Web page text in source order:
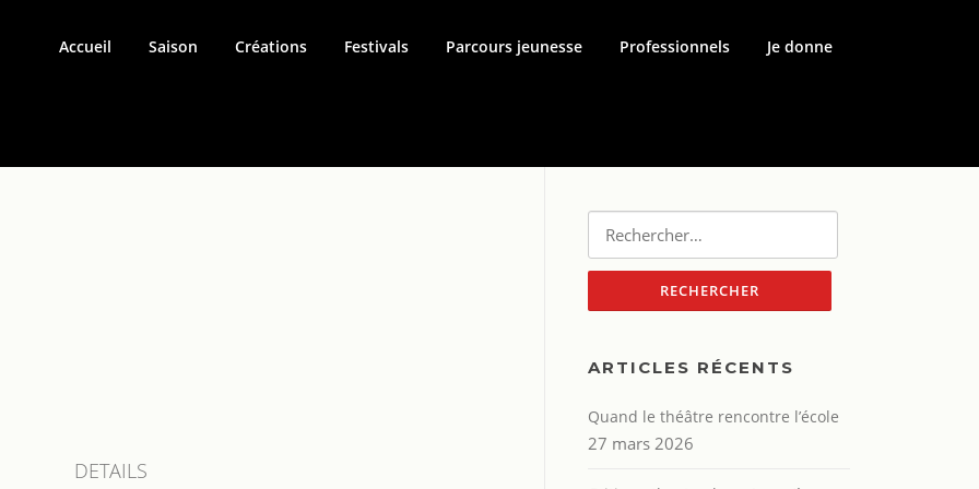
Accueil Saison Créations Festivals Parcours jeunesse Professionnels Je donne
DETAILS
Rechercher :
ARTICLES RÉCENTS
Quand le théâtre rencontre l’école
27 mars 2026